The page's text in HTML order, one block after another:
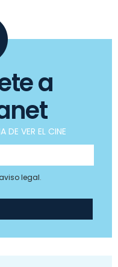
a
DE VER EL CINE
legal.